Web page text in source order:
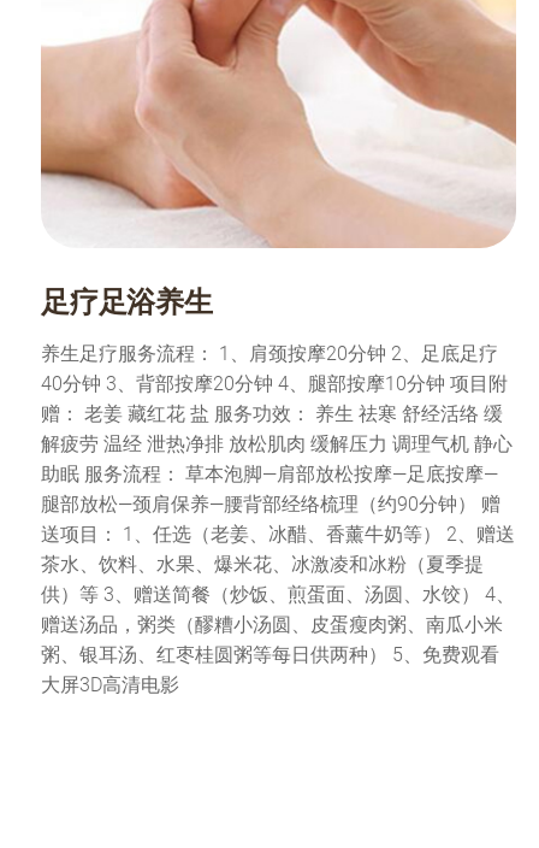
足疗足浴养生
养生足疗服务流程： 1、肩颈按摩20分钟 2、足底足疗
40分钟 3、背部按摩20分钟 4、腿部按摩10分钟 项目附
赠： 老姜 藏红花 盐 服务功效： 养生 祛寒 舒经活络 缓
解疲劳 温经 泄热净排 放松肌肉 缓解压力 调理气机 静心
助眠 服务流程： 草本泡脚—肩部放松按摩—足底按摩—
腿部放松—颈肩保养—腰背部经络梳理（约90分钟） 赠
送项目： 1、任选（老姜、冰醋、香薰牛奶等） 2、赠送
茶水、饮料、水果、爆米花、冰激凌和冰粉（夏季提
供）等 3、赠送简餐（炒饭、煎蛋面、汤圆、水饺） 4、
赠送汤品，粥类（醪糟小汤圆、皮蛋瘦肉粥、南瓜小米
粥、银耳汤、红枣桂圆粥等每日供两种） 5、免费观看
大屏3D高清电影